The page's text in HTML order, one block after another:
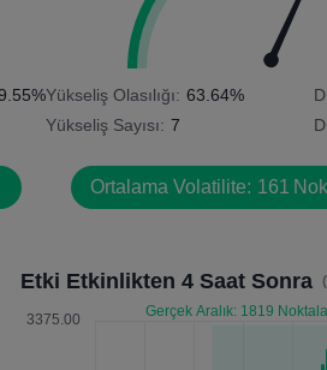
Yükseliş Olasılığı: 63.64%
Yükseliş Sayısı: 7
Ortalama Volatilite: 161
Etki Etkinlikten 4 Saat Sonra